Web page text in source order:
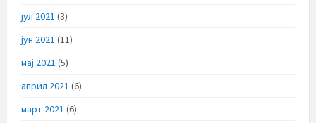
јул 2021 (3)
јун 2021 (11)
мај 2021 (5)
април 2021 (6)
март 2021 (6)